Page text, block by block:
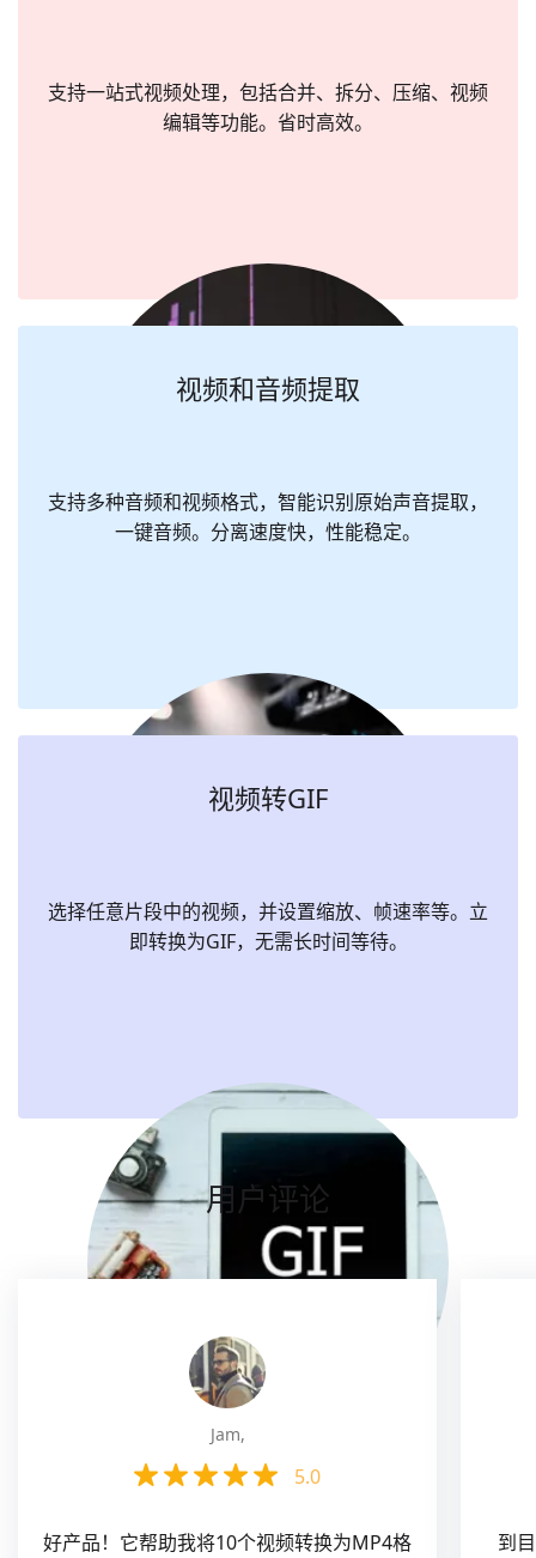
支持一站式视频处理，包括合并、拆分、压缩、视频
编辑等功能。省时高效。
视频和音频提取
支持多种音频和视频格式，智能识别原始声音提取，
一键音频。分离速度快，性能稳定。
视频转GIF
选择任意片段中的视频，并设置缩放、帧速率等。立
即转换为GIF，无需长时间等待。
用户评论
Jam,
5.0
好产品！它帮助我将10个视频转换为MP4格
到